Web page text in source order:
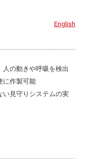
English
人の動きや呼吸を検出
に作製可能
い見守りシステムの実